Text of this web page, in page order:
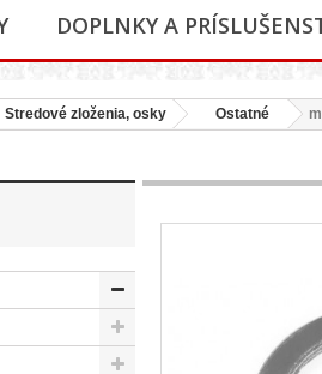
DOPLNKY A
Stredové zloženia, osky Ostatné